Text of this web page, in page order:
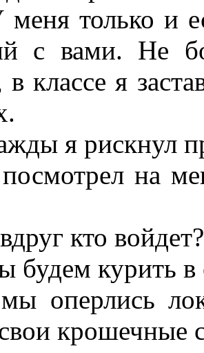
только и
с вами. Не
классе я
я рискнул
на
кто войдет?
курить в
крошечные